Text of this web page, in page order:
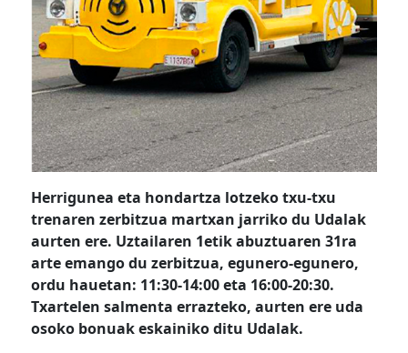
Herrigunea eta hondartza lotzeko txu-txu
trenaren zerbitzua martxan jarriko du Udalak
aurten ere. Uztailaren 1etik abuztuaren 31ra
arte emango du zerbitzua, egunero-egunero,
ordu hauetan: 11:30-14:00 eta 16:00-20:30.
Txartelen salmenta errazteko, aurten ere uda
osoko bonuak eskainiko ditu Udalak.